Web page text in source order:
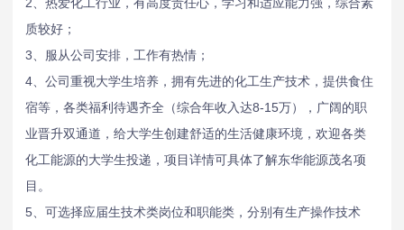
质较好；
3、服从公司安排，工作有热情；
4、公司重视大学生培养，拥有先进的化工生产技术，提供食住
宿等，各类福利待遇齐全（综合年收入达8-15万），广阔的职
业晋升双通道，给大学生创建舒适的生活健康环境，欢迎各类
化工能源的大学生投递，项目详情可具体了解东华能源茂名项
目。
5、可选择应届生技术类岗位和职能类，分别有生产操作技术